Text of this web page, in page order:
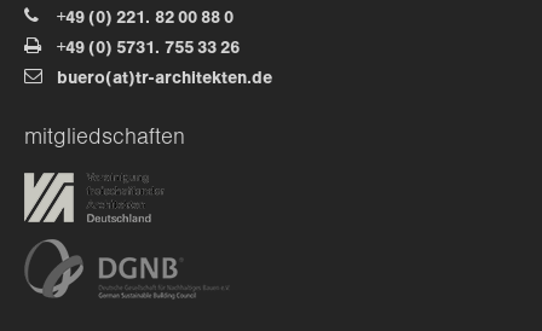
sociis natoque penatibus et magnis dis parturient
montes, nascetur ridiculus mus. donec quam felis,
ultricies nec.
+49 (0) 221. 82 00 88 0
+49 (0) 5731. 755 33 26
buero(at)tr-architekten.de
mitgliedschaften